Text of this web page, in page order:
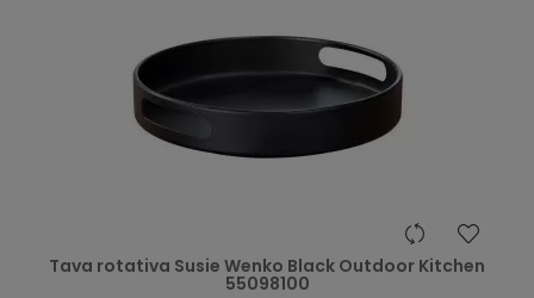
Tava rotativa Susie Wenko Black Outdoor Kitchen
55098100